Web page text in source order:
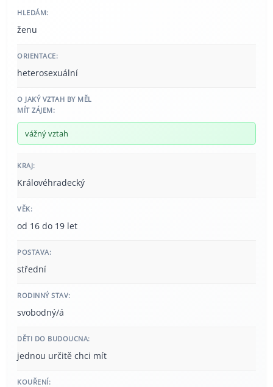
HLEDÁM:
ženu
ORIENTACE:
heterosexuální
O JAKÝ VZTAH BY MĚL
MÍT ZÁJEM:
vážný vztah
KRAJ:
Královéhradecký
VĚK:
od 16 do 19 let
POSTAVA:
střední
RODINNÝ STAV:
svobodný/á
DĚTI DO BUDOUCNA:
jednou určitě chci mít
KOUŘENÍ: